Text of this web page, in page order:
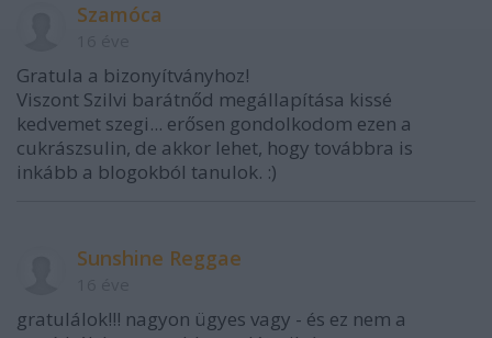
Szamóca
Gratula a bizonyítványhoz!
Viszont Szilvi barátnőd megállapítása kissé
kedvemet szegi... erősen gondolkodom ezen a
cukrászsulin, de akkor lehet, hogy továbbra is
inkább a blogokból tanulok. :)
Sunshine Reggae
gratulálok!!! nagyon ügyes vagy - és ez nem a